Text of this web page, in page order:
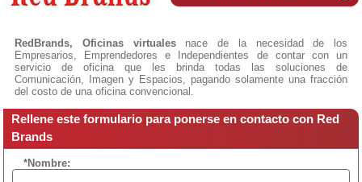
RedBrands, Oficinas virtualesnace de la necesidad de los
Empresarios, Emprendedores e Independientes de contar con un
servicio de oficina que les brinda todas las soluciones de
Comunicación, Imagen y Espacios, pagando solamente una fracción
del costo de una oficina convencional.
Rellene este formulario para ponerse en contacto con Red
Brands
*Nombre: